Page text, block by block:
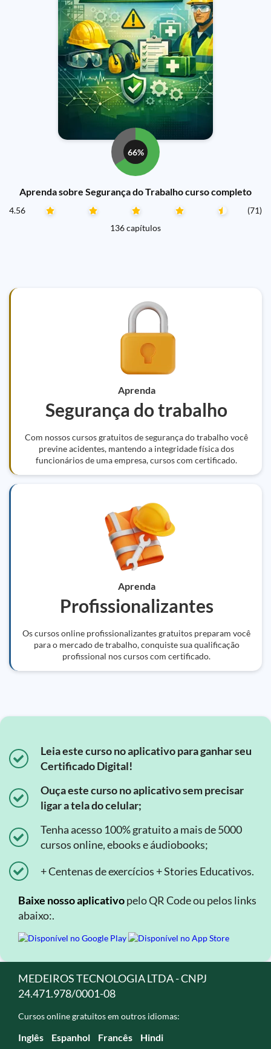
66%
Aprenda sobre Segurança do Trabalho curso completo
4.56
(71)
136 capítulos
Aprenda
Segurança do trabalho
Com nossos cursos gratuitos de segurança do trabalho você
previne acidentes, mantendo a integridade física dos
funcionários de uma empresa, cursos com certificado.
Aprenda
Profissionalizantes
Os cursos online profissionalizantes gratuitos preparam você
para o mercado de trabalho, conquiste sua qualificação
profissional nos cursos com certificado.
Leia este curso no aplicativo para ganhar seu
Certificado Digital!
Ouça este curso no aplicativo sem precisar
ligar a tela do celular;
Tenha acesso 100% gratuito a mais de 5000
cursos online, ebooks e áudiobooks;
+ Centenas de exercícios + Stories Educativos.
Baixe nosso aplicativopelo QR Code ou pelos links
abaixo:.
MEDEIROS TECNOLOGIA LTDA - CNPJ
24.471.978/0001-08
Cursos online gratuitos em outros idiomas:
Inglês Espanhol Francês Hindi